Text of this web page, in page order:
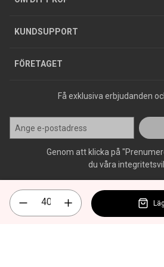
KUNDSUPPORT
Varumärken
FÖRETAGET
Jobba hos oss
Press
Få exklusiva erbjudanden
Genom att klicka på
du våra